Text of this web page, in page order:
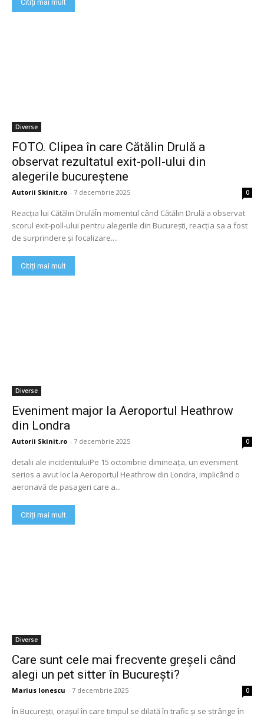
Citiți mai mult
Diverse
FOTO. Clipea în care Cătălin Drulă a
observat rezultatul exit-poll-ului din
alegerile bucureștene
Autorii Skinit.ro - 7 decembrie 2025 0
Reacția lui Cătălin DrulăÎn momentul când Cătălin Drulă a observat
scorul exit-poll-ului pentru alegerile din București, reacția sa a fost
de surprindere și focalizare....
Citiți mai mult
Diverse
Eveniment major la Aeroportul Heathrow
din Londra
Autorii Skinit.ro - 7 decembrie 2025 0
detalii ale incidentuluiPe 15 octombrie dimineața, un eveniment
serios a avut loc la Aeroportul Heathrow din Londra, implicând o
aeronavă de pasageri care a...
Citiți mai mult
Diverse
Care sunt cele mai frecvente greșeli când
alegi un pet sitter în București?
Marius Ionescu - 7 decembrie 2025 0
În București, orașul în care timpul se dilată în trafic și se strânge în